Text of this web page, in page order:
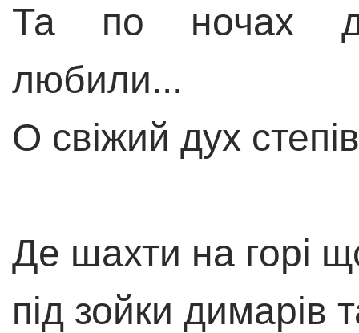
Та по ночах
любили...
О свіжий дух
Де шахти на горі
під зойки